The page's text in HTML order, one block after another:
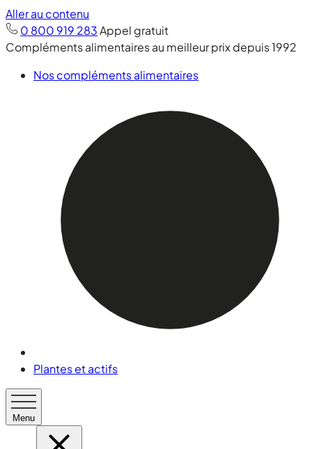
Aller au contenu
0 800 919 283Appel gratuit
Compléments alimentaires au meilleur prix depuis 1992
Nos compléments alimentaires
Plantes et actifs
Menu